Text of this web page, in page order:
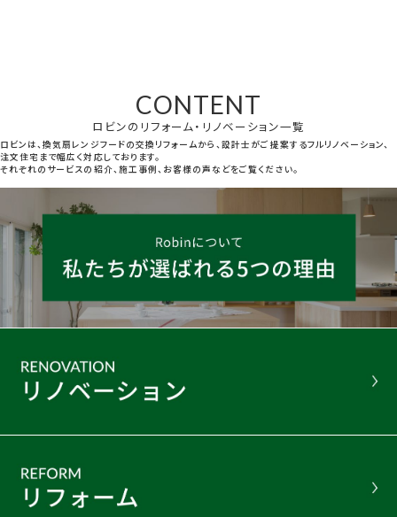
CONTENT
ロビンのリフォーム・リノベーション一覧
ロビンは、換気扇レンジフードの交換リフォームから、設計士がご提案するフルリノベーション、
注文住宅まで幅広く対応しております。
それぞれのサービスの紹介、施工事例、お客様の声などをご覧ください。